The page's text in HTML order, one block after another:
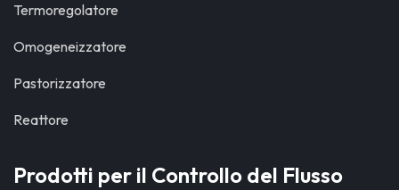
Termoregolatore
Omogeneizzatore
Pastorizzatore
Reattore
Prodotti per il Controllo del Flusso